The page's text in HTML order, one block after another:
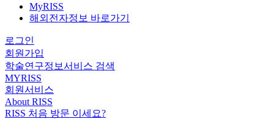
MyRISS
해외전자정보 바로가기
로그인
회원가입
학술연구정보서비스 검색
MYRISS
회원서비스
About RISS
RISS 처음 방문 이세요?